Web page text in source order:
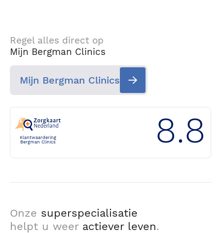
Regel alles direct op
Mijn Bergman Clinics
Mijn Bergman Clinics
Klantwaardering
Bergman Clinics
8.8
Onze superspecialisatie
helpt u weer actiever leven.